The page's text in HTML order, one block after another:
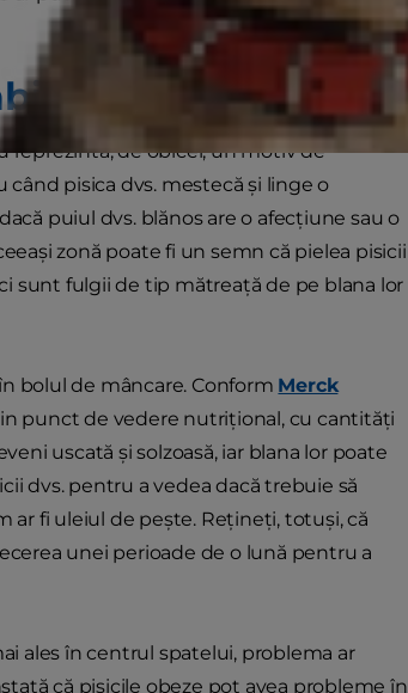
ale pielii uscate
reprezintă, de obicei, un motiv de
când pisica dvs. mestecă și linge o
puiul dvs. blănos are o afecțiune sau o
zonă poate fi un semn că pielea pisicii
sunt fulgii de tip mătreață de pe blana lor
bolul de mâncare. Conform Merck
punct de vedere nutrițional, cu cantități
uscată și solzoasă, iar blana lor poate
dvs. pentru a vedea dacă trebuie să
ar fi uleiul de pește. Rețineți, totuși, că
unei perioade de o lună pentru a
ales în centrul spatelui, problema ar
că pisicile obeze pot avea probleme în